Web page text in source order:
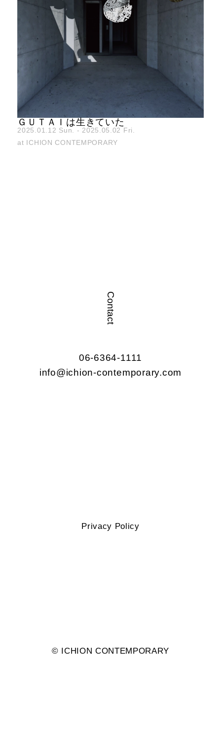
ＧＵＴＡＩは生きていた
2025.01.12 Sun. - 2025.05.02 Fri.
at ICHION CONTEMPORARY
Contact
06-6364-1111
info@ichion-contemporary.com
Privacy Policy
© ︎ICHION CONTEMPORARY